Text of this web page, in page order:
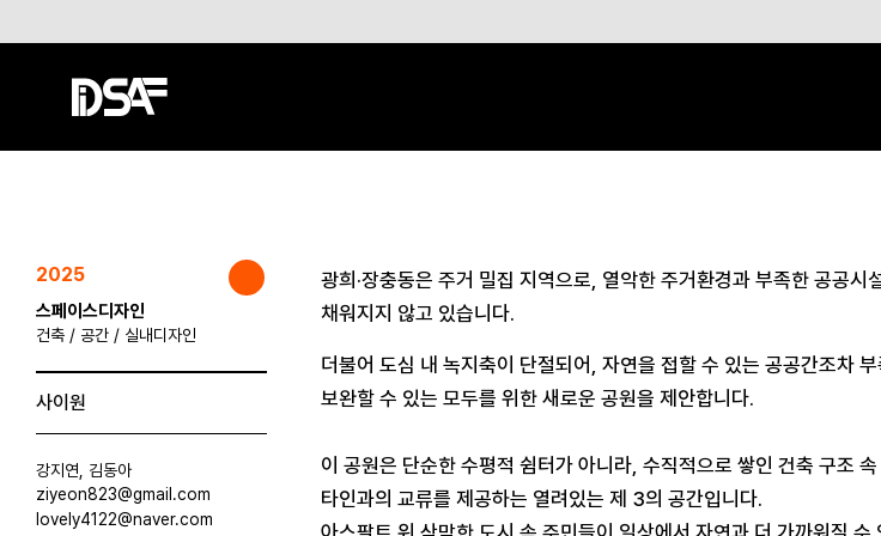
2025
스페이스디자인
건축 / 공간 / 실내디자인
사이원
강지연, 김동아
ziyeon823@gmail.com
lovely4122@naver.com
광희·장충동은 주거 밀집 지역으로, 열악한 주거환경과 부족한 공공시
채워지지 않고 있습니다.
더불어 도심 내 녹지축이 단절되어, 자연을 접할 수 있는 공공간조차
보완할 수 있는 모두를 위한 새로운 공원을 제안합니다.
이 공원은 단순한 수평적 쉼터가 아니라, 수직적으로 쌓인 건축 구조
타인과의 교류를 제공하는 열려있는 제 3의 공간입니다.